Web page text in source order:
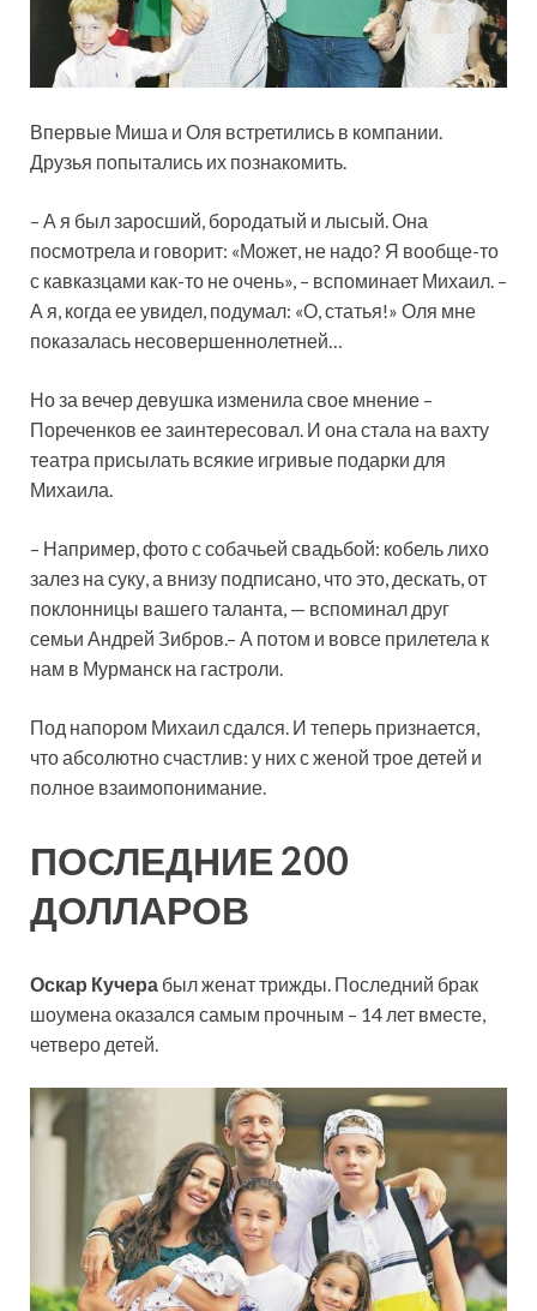
Впервые Миша и Оля встретились в компании.
Друзья попытались их познакомить.
– А я был заросший, бородатый и лысый. Она
посмотрела и говорит: «Может, не надо? Я вообще-то
с кавказцами как-то не очень», – вспоминает Михаил. –
А я, когда ее увидел, подумал: «О, статья!» Оля мне
показалась несовершеннолетней…
Но за вечер девушка изменила свое мнение –
Пореченков ее заинтересовал. И она стала на вахту
театра присылать всякие игривые подарки для
Михаила.
– Например, фото с собачьей свадьбой: кобель лихо
залез на суку, а внизу подписано, что это, дескать, от
поклонницы вашего таланта, — вспоминал друг
семьи Андрей Зибров.– А потом и вовсе прилетела к
нам в Мурманск на гастроли.
Под напором Михаил сдался. И теперь признается,
что абсолютно счастлив: у них с женой трое детей и
полное взаимопонимание.
ПОСЛЕДНИЕ 200
ДОЛЛАРОВ
Оскар Кучера был женат трижды. Последний брак
шоумена оказался самым прочным – 14 лет вместе,
четверо детей.